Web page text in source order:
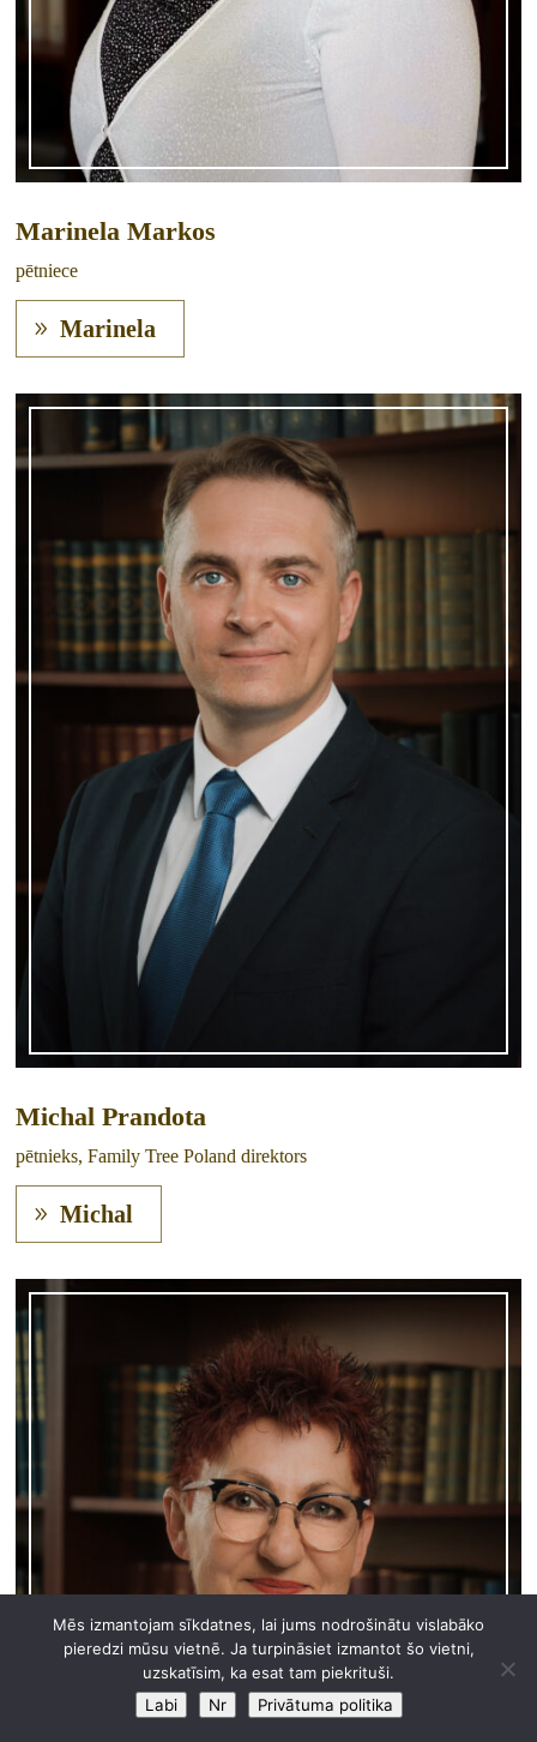
Marinela Markos
pētniece
Marinela
Michal Prandota
pētnieks, Family Tree Poland direktors
Michal
Mēs izmantojam sīkdatnes, lai jums nodrošinātu vislabāko
pieredzi mūsu vietnē. Ja turpināsiet izmantot šo vietni,
uzskatīsim, ka esat tam piekrituši.
Labi
Nr Privātuma politika